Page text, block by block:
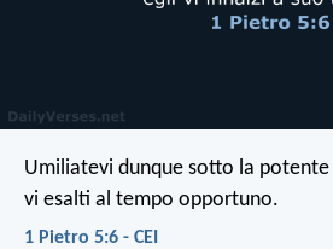
Umiliatevi dunque sotto la
vi esalti al tempo opportuno.
1 Pietro 5:6 - CEI